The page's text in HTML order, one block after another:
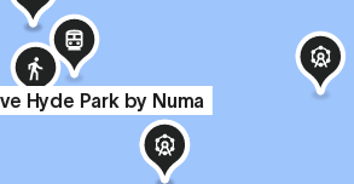
Hyde Park by Numa